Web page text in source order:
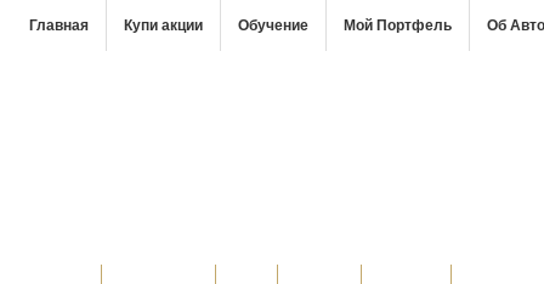
Главная Купи акции Обучение Мой Портфель Об